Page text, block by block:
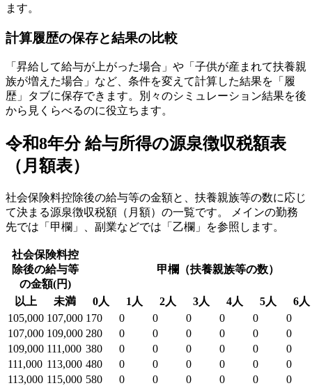
ます。
計算履歴の保存と結果の比較
「昇給して給与が上がった場合」や「子供が産まれて扶養親
族が増えた場合」など、条件を変えて計算した結果を「履
歴」タブに保存できます。別々のシミュレーション結果を後
から見くらべるのに役立ちます。
令和8年分 給与所得の源泉徴収税額表
（月額表）
社会保険料控除後の給与等の金額と、扶養親族等の数に応じ
て決まる源泉徴収税額（月額）の一覧です。 メインの勤務
先では「甲欄」、副業などでは「乙欄」を参照します。
社会保険料控
除後の給与等
の金額(円)
甲欄（扶養親族等の数）
以上 未満 0人 1人 2人 3人 4人 5人
6人
105,000 107,000 170 0 0 0 0 0
0
107,000 109,000 280 0 0 0 0 0
0
109,000 111,000 380 0 0 0 0 0
0
111,000 113,000 480 0 0 0 0 0
0
113,000 115,000 580 0 0 0 0 0
0